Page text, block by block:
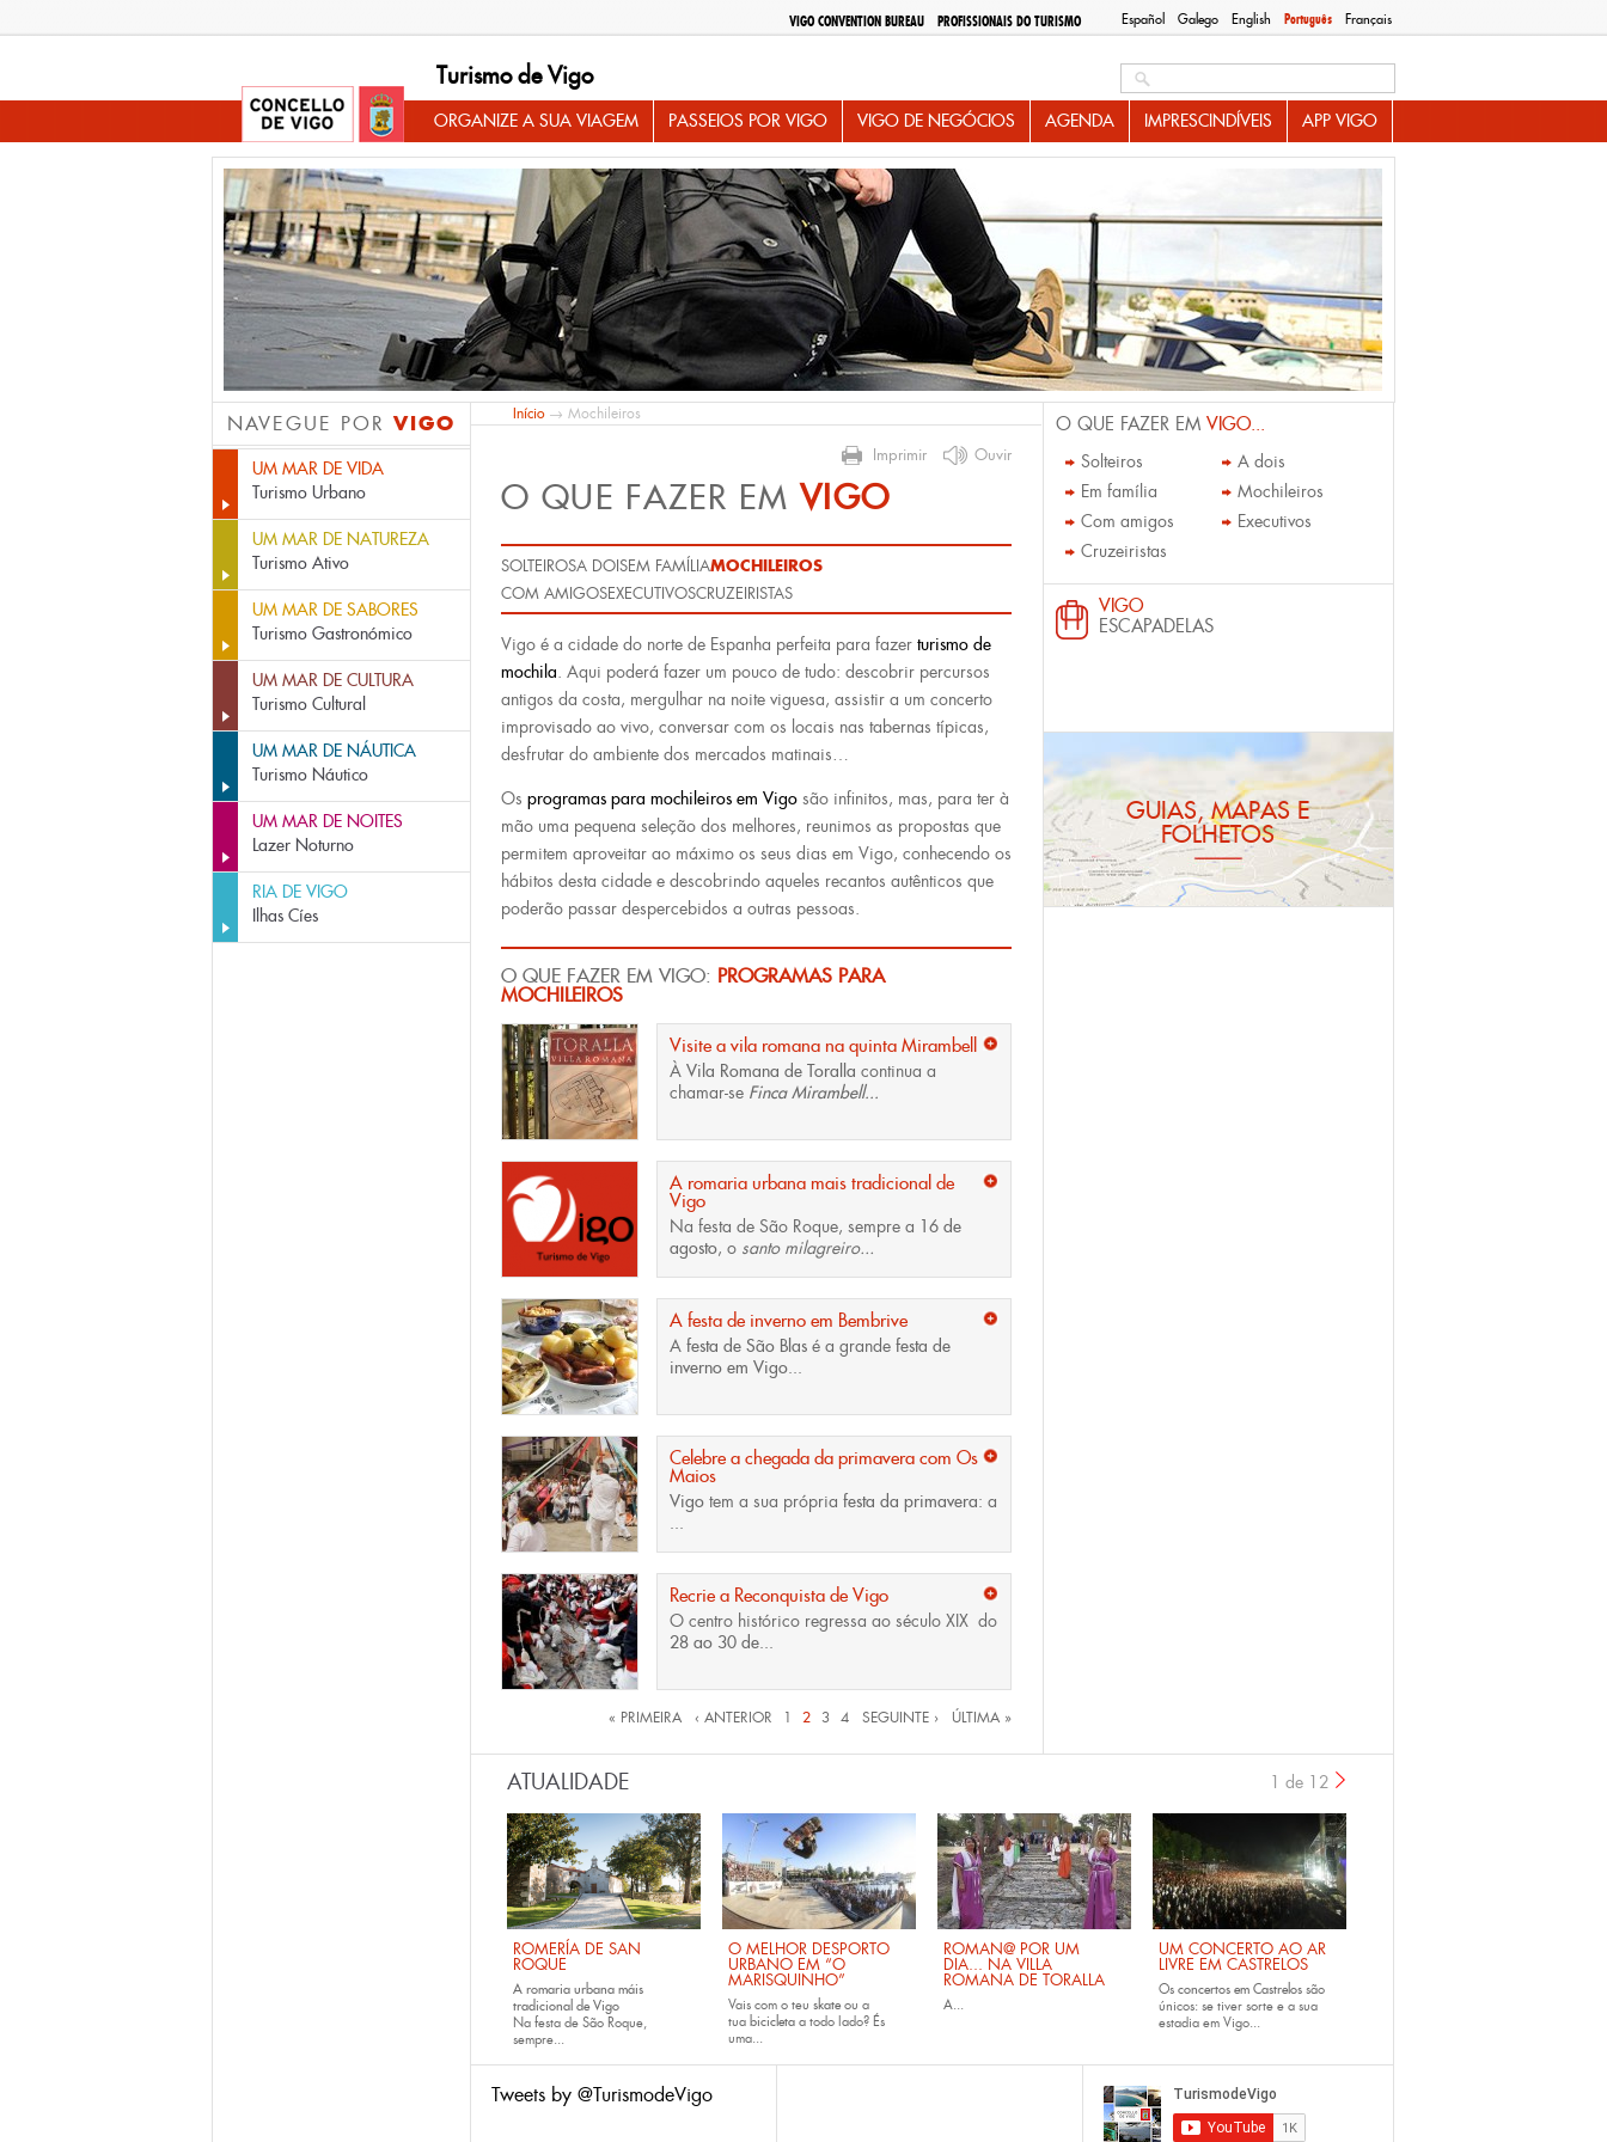
Español Galego English Português Français
VIGO CONVENTION BUREAU PROFISSIONAIS DO TURISMO
Turismo de Vigo
ORGANIZE A SUA VIAGEM PASSEIOS POR VIGO VIGO DE NEGÓCIOS AGENDA IMPRESCINDÍVEIS APP VIGO
NAVEGUE POR VIGO
UM MAR DE VIDA
Turismo Urbano
UM MAR DE NATUREZA
Turismo Ativo
UM MAR DE SABORES
Turismo Gastronómico
UM MAR DE CULTURA
Turismo Cultural
UM MAR DE NÁUTICA
Turismo Náutico
UM MAR DE NOITES
Lazer Noturno
RIA DE VIGO
Ilhas Cíes
Início→ Mochileiros
Imprimir Ouvir
O QUE FAZER EMVIGO
SOLTEIROSA DOISEM FAMÍLIAMOCHILEIROS
COM AMIGOSEXECUTIVOSCRUZEIRISTAS
Vigo é a cidade do norte de Espanha perfeita para fazer turismo de
mochila. Aqui poderá fazer um pouco de tudo: descobrir percursos
antigos da costa, mergulhar na noite viguesa, assistir a um concerto
improvisado ao vivo, conversar com os locais nas tabernas típicas,
desfrutar do ambiente dos mercados matinais…
Os programas para mochileiros em Vigo são infinitos, mas, para ter à
mão uma pequena seleção dos melhores, reunimos as propostas que
permitem aproveitar ao máximo os seus dias em Vigo, conhecendo os
hábitos desta cidade e descobrindo aqueles recantos autênticos que
poderão passar despercebidos a outras pessoas.
O QUE FAZER EM VIGO: PROGRAMAS PARA
MOCHILEIROS
Visite a vila romana na quinta Mirambell
À Vila Romana de Toralla continua a
chamar-se Finca Mirambell...
A romaria urbana mais tradicional de
Vigo
Na festa de São Roque, sempre a 16 de
agosto, o santo milagreiro...
A festa de inverno em Bembrive
A festa de São Blas é a grande festa de
inverno em Vigo...
Celebre a chegada da primavera com Os
Maios
Vigo tem a sua própria festa da primavera: a
...
Recrie a Reconquista de Vigo
O centro histórico regressa ao século XIX do
28 ao 30 de...
« PRIMEIRA ‹ ANTERIOR 1 2 3 4 SEGUINTE › ÚLTIMA »
O QUE FAZER EM VIGO...
Solteiros
A dois
Em família
Mochileiros
Com amigos
Executivos
Cruzeiristas
VIGO
ESCAPADELAS
GUIAS, MAPAS E
FOLHETOS
ATUALIDADE
ROMERÍA DE SAN
ROQUE
A romaria urbana máis
tradicional de Vigo
Na festa de São Roque,
sempre...
O MELHOR DESPORTO
URBANO EM “O
MARISQUINHO”
Vais com o teu skateou a
tua bicicleta a todo lado? És
uma...
ROMAN@ POR UM
DIA... NA VILLA
ROMANA DE TORALLA
A...
UM CONCERTO AO AR
LIVRE EM CASTRELOS
Os concertos em Castrelos são
únicos: se tiver sorte e a sua
estadia em Vigo...
1 de 12
Tweets by @TurismodeVigo